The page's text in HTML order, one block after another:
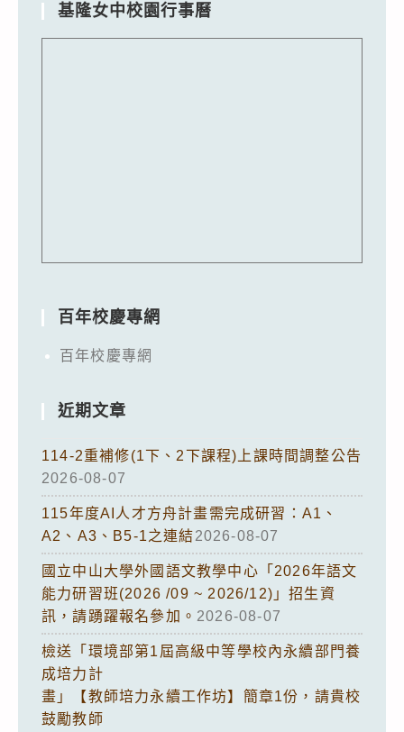
基隆女中校園行事曆
百年校慶專網
百年校慶專網
近期文章
114-2重補修(1下、2下課程)上課時間調整公告
2026-08-07
115年度AI人才方舟計畫需完成研習：A1、
A2、A3、B5-1之連結2026-08-07
國立中山大學外國語文教學中心「2026年語文
能力研習班(2026 /09 ~ 2026/12)」招生資
訊，請踴躍報名參加。 2026-08-07
檢送「環境部第1屆高級中等學校內永續部門養
成培力計
畫」【教師培力永續工作坊】簡章1份，請貴校
鼓勵教師